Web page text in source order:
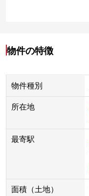
物件の特徴
物件種別
所在地
最寄駅
面積（土地）